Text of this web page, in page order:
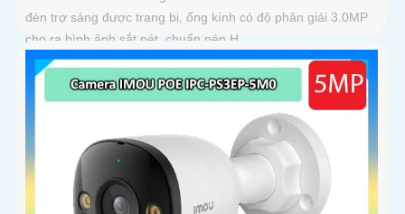
đèn trợ sáng được trang bị, ống kính có độ phân giải 3.0MP
cho ra hình ảnh sắt nét, chuẩn nén H